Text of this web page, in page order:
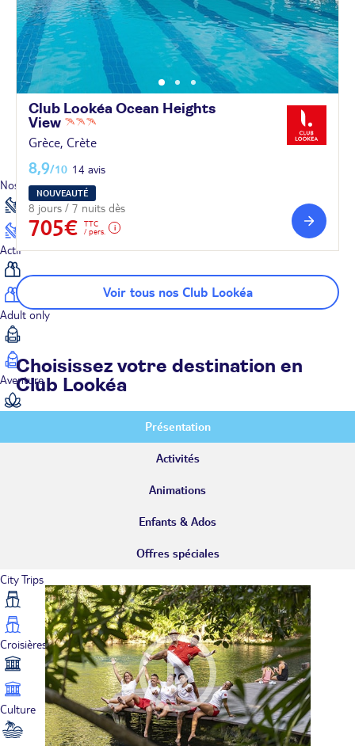
Océan Indien
Nos thématiques
Actif
Adult only
Aventure
Bien-être
City Trips
Croisières
Culture
Club Lookéa Ocean Heights
View
Grèce, Crète
8,9/10 14 avis
NOUVEAUTÉ
8 jours / 7 nuits dès
705€
TTC
/ pers.
Voir tous nos Club Lookéa
Choisissez votre destination en
Club Lookéa
Présentation
Activités
Animations
Enfants & Ados
Offres spéciales